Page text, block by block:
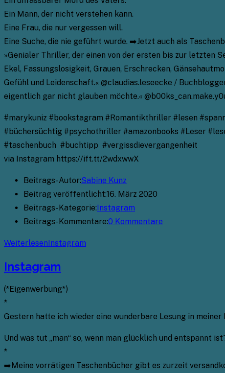
Ein Mann, der nicht verstehen kann.
Eine Frau, die nur vergessen will.
Eine Suche, die nie geführt wurde. ➡️Jetzt auch als
»Genialer Thriller, der einen von der ersten bis zur letzten
Ekel, Fassungslosigkeit, Grauen, Erschrecken,
Gefühl und Leidenschaft.« @claudias.leseecke /
eigentlich gar nicht glauben möchte.«
#marykuniz #bookstagram #Romantikthriller #lesen
#büchersüchtig #psychothriller #amazonbooks #Leser
#taschenbuch #buchtipp #vergissdievergangenheit
via Instagram https://ift.tt/2wdxwwX
Beitrags-Autor:Sabine Kunz
Beitrag veröffentlicht:16. März 2020
Beitrags-Kategorie:Instagram
Beitrags-Kommentare:0 Kommentare
WeiterlesenInstagram
Instagram
(*Eigenwerbung*)
*
Gestern hatte ich wieder eine wunderbare Lesung in
Und was tut „man“ so, wenn man glücklich und entspannt
*
➡️Meine vorrätigen Taschenbücher gibt es zurzeit